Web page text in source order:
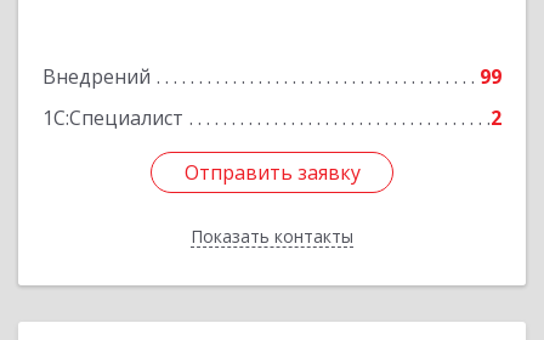
Внедрений
99
1С:Специалист
2
Отправить заявку
Показать контакты
Подробнее
Отправить заявку
Назад